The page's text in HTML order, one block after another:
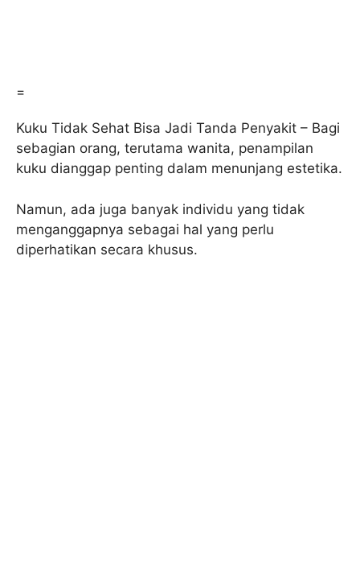
=
Kuku Tidak Sehat Bisa Jadi Tanda Penyakit – Bagi
sebagian orang, terutama wanita, penampilan
kuku dianggap penting dalam menunjang estetika.
Namun, ada juga banyak individu yang tidak
menganggapnya sebagai hal yang perlu
diperhatikan secara khusus.